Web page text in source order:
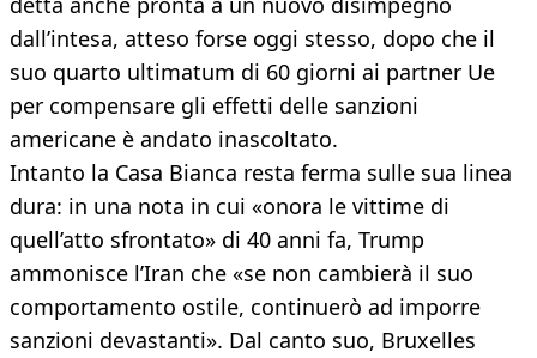
dall’intesa, atteso forse oggi stesso, dopo che il
suo quarto ultimatum di 60 giorni ai partner Ue
per compensare gli effetti delle sanzioni
americane è andato inascoltato.
Intanto la Casa Bianca resta ferma sulle sua linea
dura: in una nota in cui «onora le vittime di
quell’atto sfrontato» di 40 anni fa, Trump
ammonisce l’Iran che «se non cambierà il suo
comportamento ostile, continuerò ad imporre
sanzioni devastanti». Dal canto suo, Bruxelles